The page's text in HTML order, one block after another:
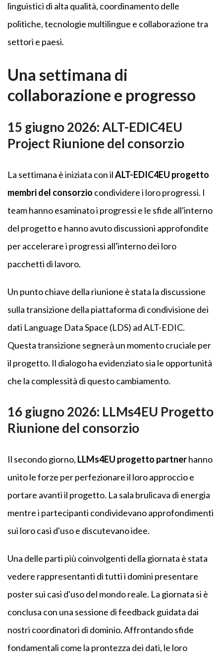
linguistici di alta qualità, coordinamento delle
politiche, tecnologie multilingue e collaborazione tra
settori e paesi.
Una settimana di
collaborazione e progresso
15 giugno 2026: ALT-EDIC4EU
Project Riunione del consorzio
La settimana è iniziata con ilALT-EDIC4EU progetto
membri del consorzio condividere i loro progressi. I
team hanno esaminato i progressi e le sfide all'interno
del progetto e hanno avuto discussioni approfondite
per accelerare i progressi all'interno dei loro
pacchetti di lavoro.
Un punto chiave della riunione è stata la discussione
sulla transizione della piattaforma di condivisione dei
dati Language Data Space (LDS) ad ALT-EDIC.
Questa transizione segnerà un momento cruciale per
il progetto. Il dialogo ha evidenziato sia le opportunità
che la complessità di questo cambiamento.
16 giugno 2026: LLMs4EU Progetto
Riunione del consorzio
Il secondo giorno, LLMs4EU progetto partnerhanno
unito le forze per perfezionare il loro approccio e
portare avanti il progetto. La sala brulicava di energia
mentre i partecipanti condividevano approfondimenti
sui loro casi d'uso e discutevano idee.
Una delle parti più coinvolgenti della giornata è stata
vedere rappresentanti di tutti i domini presentare
poster sui casi d'uso del mondo reale. La giornata si è
conclusa con una sessione di feedback guidata dai
nostri coordinatori di dominio. Affrontando sfide
fondamentali come la prontezza dei dati, le loro